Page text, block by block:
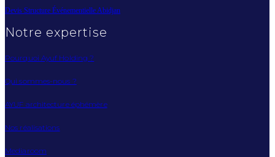
Devis Structure Événementielle Abidjan
Notre expertise
Pourquoi Ayuf Holding ?
Qui sommes-nous ?
AYUF architecture éphémère
Nos réalisations
Mediaroom